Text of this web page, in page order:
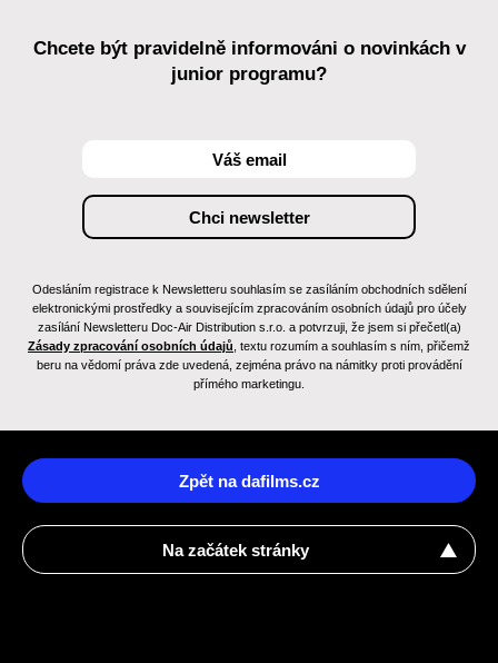
Chcete být pravidelně informováni o novinkách v
junior programu?
Odesláním registrace k Newsletteru souhlasím se zasíláním obchodních sdělení
elektronickými prostředky a souvisejícím zpracováním osobních údajů pro účely
zasílání Newsletteru Doc-Air Distribution s.r.o. a potvrzuji, že jsem si přečetl(a)
Zásady zpracování osobních údajů , textu rozumím a souhlasím s ním, přičemž
beru na vědomí práva zde uvedená, zejména právo na námitky proti provádění
přímého marketingu.
Zpět na dafilms.cz
Na začátek stránky